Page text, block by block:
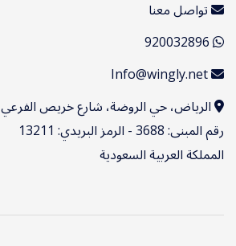
تواصل معنا
الرياض، حي الروضة، شارع خريص الفرعي
رقم المبنى: 3688 - الرمز البريدي: 13211
المملكة العربية السعودية